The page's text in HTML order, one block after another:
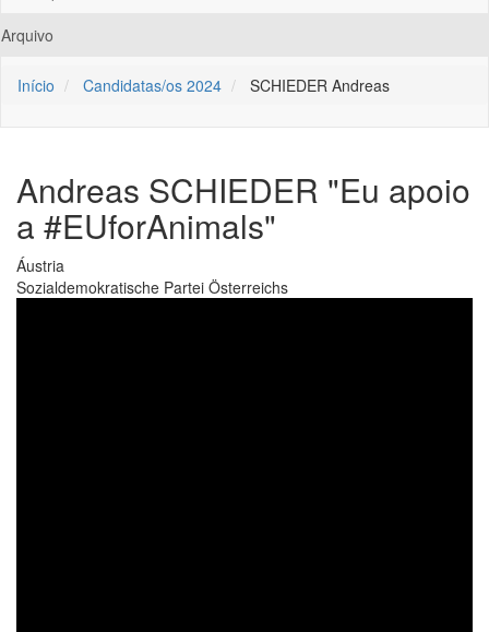
Arquivo
Início Candidatas/os 2024 SCHIEDER Andreas
Andreas SCHIEDER "Eu apoio
a #EUforAnimals"
Áustria
Sozialdemokratische Partei Österreichs